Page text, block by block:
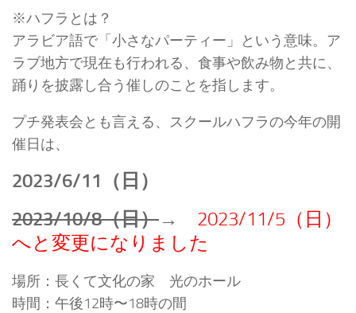
※ハフラとは？
アラビア語で「小さなパーティー」という意味。ア
ラブ地方で現在も行われる、食事や飲み物と共に、
踊りを披露し合う催しのことを指します。
プチ発表会とも言える、スクールハフラの今年の開
催日は、
2023/6/11（日）
2023/10/8（日）→ 2023/11/5（日）
へと変更になりました
場所：長くて文化の家 光のホール
時間：午後12時〜18時の間